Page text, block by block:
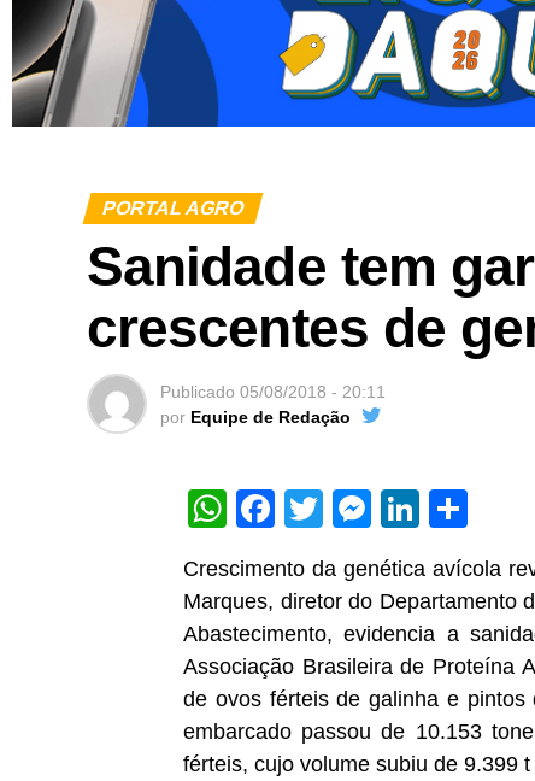
PORTAL AGRO
Sanidade tem
crescentes de
Publicado 05/08/2018 - 20:11
por Equipe de Redação
WhatsApp
Facebook
Twitter
Crescimento da genética avícola
Marques, diretor do Departamento
Abastecimento, evidencia a
Associação Brasileira de Proteína
de ovos férteis de galinha e
embarcado passou de 10.153
férteis, cujo volume subiu de 9.399